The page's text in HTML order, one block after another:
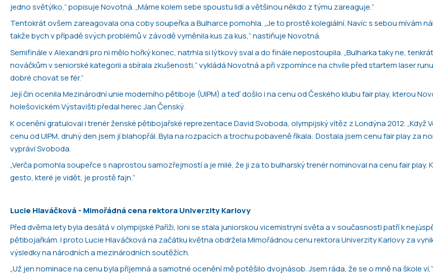
jedno světýlko,“ popisuje Novotná. „Máme kolem sebe spoustu lidí a většinou někdo z týmu zareaguje.“
Tentokrát ovšem zareagovala ona coby soupeřka a Bulharce pomohla. „Je to prostě kolegiální. Navíc s sebou mívám
takže bych v případě svých problémů v závodě vyměnila kus za kus,“ nastiňuje Novotná.
Semifinále v Alexandrii pro ni mělo hořký konec, natrhla si lýtkový sval a do finále nepostoupila. „Bulharka taky ne,
nováčkům v seniorské kategorii a sbírala zkušenosti,“ vykládá Novotná a při vzpomínce na chvíle před startem laser
dobré chovat se fér.“
Její čin ocenila Mezinárodní unie moderního pětiboje (UIPM) a teď došlo i na cenu od Českého klubu fair play, kterou
holešovickém Výstavišti předal herec Jan Čenský.
K ocenění gratuloval i trenér ženské pětibojařské reprezentace David Svoboda, olympijský vítěz z Londýna 2012. „Když
cenu od UIPM, druhý den jsem jí blahopřál. Byla na rozpacích a trochu pobaveně říkala: Dostala jsem cenu fair play za
vypráví Svoboda.
„Verča pomohla soupeřce s naprostou samozřejmostí a je milé, že ji za to bulharský trenér nominoval na cenu fair play.
gesto, které je vidět, je prostě fajn.“
Lucie Hlaváčková - Mimořádná cena rektora Univerzity Karlovy
Před dvěma lety byla desátá v olympijské Paříži, loni se stala juniorskou vicemistryní světa a v současnosti patří k
pětibojařkám. I proto Lucie Hlaváčková na začátku května obdržela Mimořádnou cenu rektora Univerzity Karlovy za
výsledky na národních a mezinárodních soutěžích.
„Už jen nominace na cenu byla příjemná a samotné ocenění mě potěšilo dvojnásob. Jsem ráda, že se o mně na škole